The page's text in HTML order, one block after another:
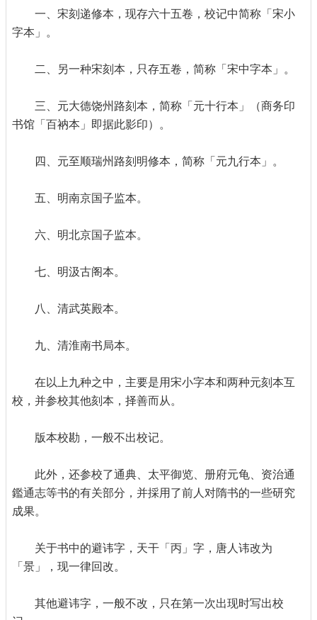
一、宋刻递修本，现存六十五卷，校记中简称「宋小
字本」。
二、另一种宋刻本，只存五卷，简称「宋中字本」。
三、元大德饶州路刻本，简称「元十行本」（商务印
书馆「百衲本」即据此影印）。
四、元至顺瑞州路刻明修本，简称「元九行本」。
五、明南京国子监本。
六、明北京国子监本。
七、明汲古阁本。
八、清武英殿本。
九、清淮南书局本。
在以上九种之中，主要是用宋小字本和两种元刻本互
校，并参校其他刻本，择善而从。
版本校勘，一般不出校记。
此外，还参校了通典、太平御览、册府元龟、资治通
鑑通志等书的有关部分，并採用了前人对隋书的一些研究
成果。
关于书中的避讳字，天干「丙」字，唐人讳改为
「景」，现一律回改。
其他避讳字，一般不改，只在第一次出现时写出校